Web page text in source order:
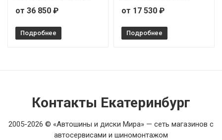
от 36 850 ₽
Подробнее
от 17 530 ₽
Подробнее
Контакты Екатеринбург
2005-2026 © «Автошины и диски Мира» — сеть магазинов с
автосервисами и шиномонтажом